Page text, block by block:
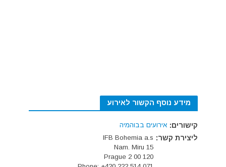
מידע נוסף הקשור לאירוע
קישורים: אירועים בבוהמיה
ליצירת קשר: IFB Bohemia a.s
Nam. Miru 15
120 00 Prague 2